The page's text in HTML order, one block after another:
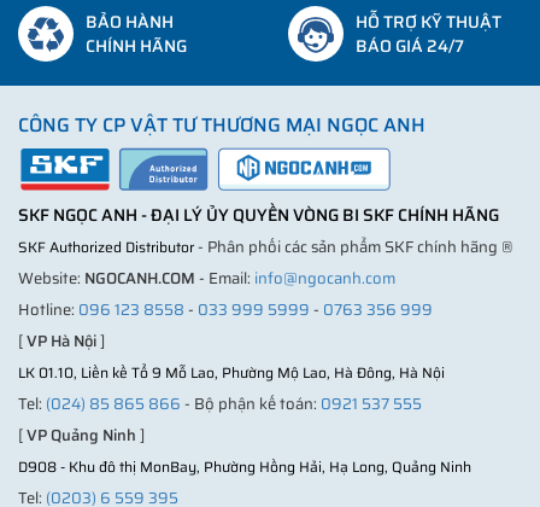
BẢO HÀNH
CHÍNH HÃNG
HỖ TRỢ KỸ THUẬT
BÁO GIÁ 24/7
CÔNG TY CP VẬT TƯ THƯƠNG MẠI NGỌC ANH
SKF NGỌC ANH - ĐẠI LÝ ỦY QUYỀN VÒNG BI SKF CHÍNH HÃNG
SKF Authorized Distributor- Phân phối các sản phẩm SKF chính hãng ®
Website: NGOCANH.COM- Email: info@ngocanh.com
Hotline: 096 123 8558- 033 999 5999- 0763 356 999
[VP Hà Nội]
LK 01.10, Liền kề Tổ 9 Mỗ Lao, Phường Mộ Lao, Hà Đông, Hà Nội
Tel: (024) 85 865 866- Bộ phận kế toán: 0921 537 555
[VP Quảng Ninh]
D908 - Khu đô thị MonBay, Phường Hồng Hải, Hạ Long, Quảng Ninh
Tel: (0203) 6 559 395